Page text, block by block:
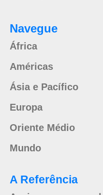
Navegue
África
Américas
Ásia e Pacífico
Europa
Oriente Médio
Mundo
A Referência